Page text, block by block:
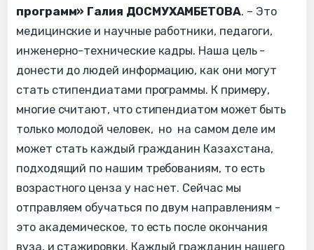
программ» Галия ДОСМУХАМБЕТОВА. – Это
медицинские и научные работники, педагоги,
инженерно-технические кадры. Наша цель -
донести до людей информацию, как они могут
стать стипендиатами программы. К примеру,
многие считают, что стипендиатом может быть
только молодой человек, но на самом деле им
может стать каждый гражданин Казахстана,
подходящий по нашим требованиям, то есть
возрастного ценза у нас нет. Сейчас мы
отправляем обучаться по двум направлениям -
это академическое, то есть после окончания
вуза, и стажировки. Каждый гражданин нашего